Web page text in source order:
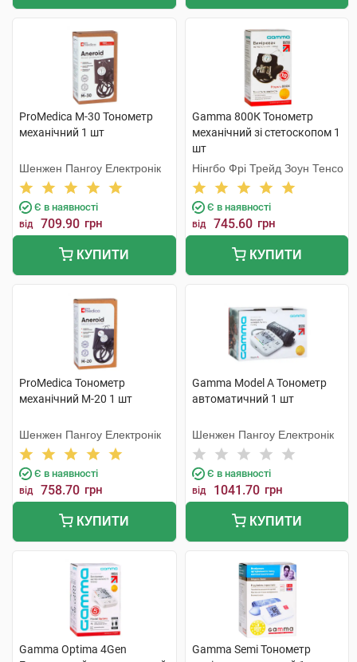
ProMedica М-30 Тонометр
механічний 1 шт
Шенжен Пангоу Електронік
Є в наявності
від 709.90 грн
КУПИТИ
Gamma 800К Тонометр
механічний зі стетоскопом 1
шт
Нінгбо Фрі Трейд Зоун Тенсо
Є в наявності
від 745.60 грн
КУПИТИ
ProMedica Тонометр
механічний М-20 1 шт
Шенжен Пангоу Електронік
Є в наявності
від 758.70 грн
КУПИТИ
Gamma Model А Тонометр
автоматичний 1 шт
Шенжен Пангоу Електронік
Є в наявності
від 1041.70 грн
КУПИТИ
Gamma Optima 4Gen
Gamma Semi Тонометр